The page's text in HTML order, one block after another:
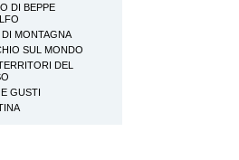
DI BEPPE
MONTAGNA
SUL MONDO
DEL
GUSTI